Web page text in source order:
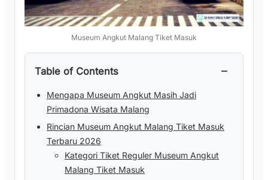
Museum Angkut Malang Tiket Masuk
Table of Contents −
Mengapa Museum Angkut Masih Jadi
Primadona Wisata Malang
Rincian Museum Angkut Malang Tiket Masuk
Terbaru 2026
Kategori Tiket Reguler Museum Angkut
Malang Tiket Masuk